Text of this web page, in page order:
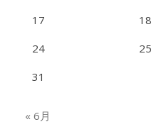
17
18
24
25
31
« 6月